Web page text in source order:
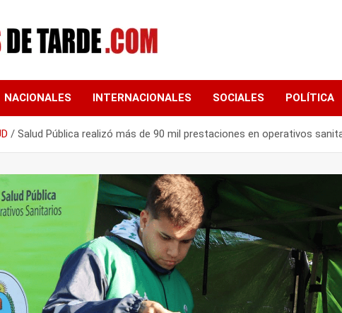
DE
NACIONALES INTERNACIONALES SOCIALES POLÍTICA
Salud Pública realizó más de 90 mil prestaciones en operativos